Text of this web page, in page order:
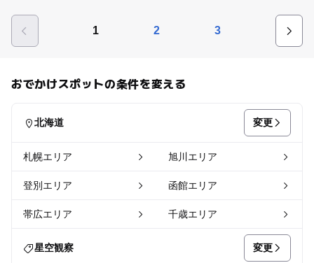
1 2 3
おでかけスポットの条件を変える
北海道 変更
札幌エリア 旭川エリア
登別エリア 函館エリア
帯広エリア 千歳エリア
星空観察 変更